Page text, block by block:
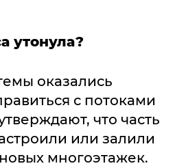
утонула?
оказались
с потоками
что часть
или залили
многоэтажек.